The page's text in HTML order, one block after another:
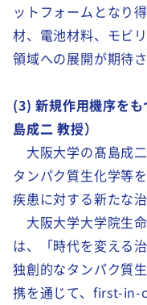
ットフォームとなり
材、電池材料、モビ
領域への展開が期待さ
(3) 新規作用機序を
島成二 教授）
大阪大学の髙島成
タンパク質生化学等
疾患に対する新たな
大阪大学大学院生
は、「時代を変える
独創的なタンパク質
携を通じて、first-in-